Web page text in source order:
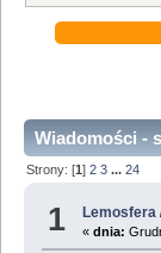
Wiadomości -
Strony: [1]2 3 ...24
1 Lemosfera
«dnia: